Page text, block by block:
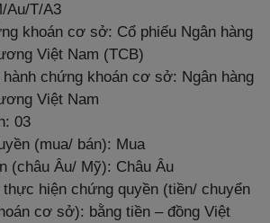
Au/T/A3
khoán cơ sở: Cổ phiếu Ngân hàng
Việt Nam (TCB)
chứng khoán cơ sở: Ngân hàng
Việt Nam
03
(mua/ bán): Mua
(châu Âu/ Mỹ): Châu Âu
hiện chứng quyền (tiền/ chuyển
cơ sở): bằng tiền – đồng Việt